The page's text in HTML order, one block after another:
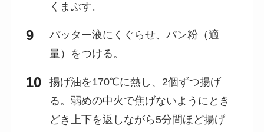
くまぶす。
バッター液にくぐらせ、パン粉（適
量）をつける。
揚げ油を170℃に熱し、2個ずつ揚げ
る。弱めの中火で焦げないようにとき
どき上下を返しながら5分間ほど揚げ